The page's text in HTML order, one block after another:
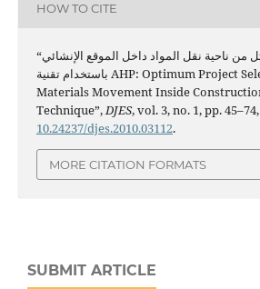
HOW TO CITE
“اختيار المشروع الأمثل من ناحية نقل المواد داخل الموقع الإنشائي
باستخدام تقنية AHP: Optimum Project Selection According to
Materials Movement Inside
Technique”,DJES, vol. 3, no. 1, pp.
10.24237/djes.2010.03112.
MORE CITATION FORMATS
SUBMIT ARTICLE